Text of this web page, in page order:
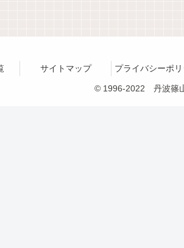
サイトマップ プライバシーポ
© 1996-2022 丹波篠